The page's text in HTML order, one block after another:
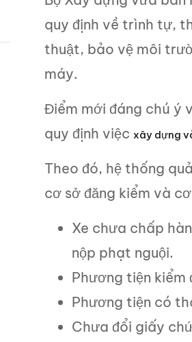
quy định về trình tự,
thuật, bảo vệ môi
máy.
Điểm mới đáng chú ý
quy định việc xây dựng
Theo đó, hệ thống
cơ sở đăng kiểm và
Xe chưa chấp
nộp phạt nguội.
Phương tiện kiểm
Phương tiện có
Chưa đổi giấy